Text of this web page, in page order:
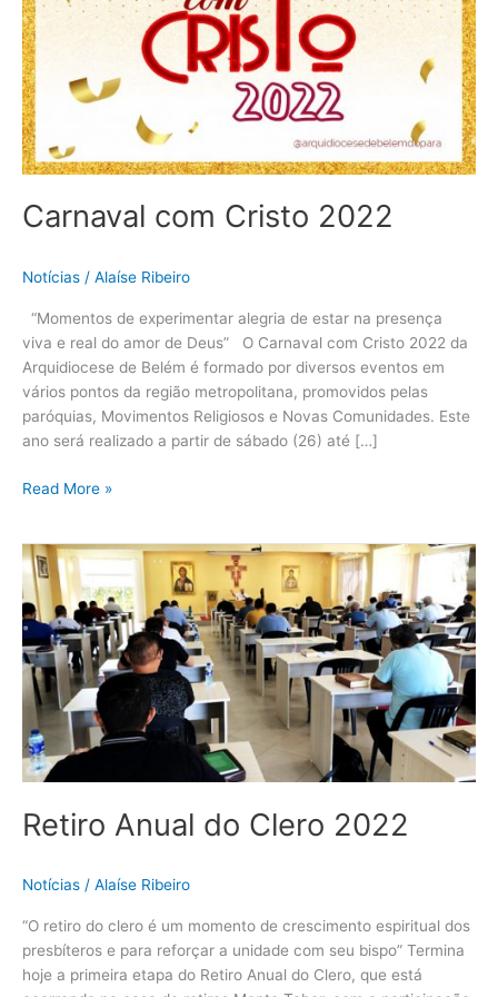
Carnaval com Cristo 2022
Notícias / Alaíse Ribeiro
“Momentos de experimentar alegria de estar na presença
viva e real do amor de Deus” O Carnaval com Cristo 2022 da
Arquidiocese de Belém é formado por diversos eventos em
vários pontos da região metropolitana, promovidos pelas
paróquias, Movimentos Religiosos e Novas Comunidades. Este
ano será realizado a partir de sábado (26) até […]
Read More »
Retiro Anual do Clero 2022
Notícias / Alaíse Ribeiro
“O retiro do clero é um momento de crescimento espiritual dos
presbíteros e para reforçar a unidade com seu bispo” Termina
hoje a primeira etapa do Retiro Anual do Clero, que está
Retiro
Anual
do
Clero
2022